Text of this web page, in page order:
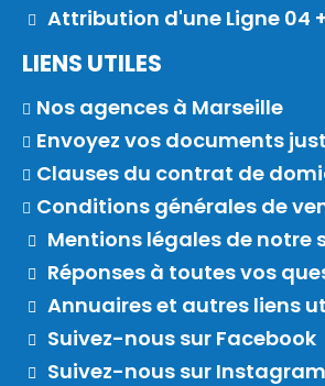
Attribution d'une Ligne 04
LIENS UTILES
Nos agences à Marseille
Envoyez vos documents
Clauses du contrat de
Conditions générales de
Mentions légales de notre
Réponses à toutes vos
Annuaires et autres liens
Suivez-nous sur Facebook
Suivez-nous sur Instagram